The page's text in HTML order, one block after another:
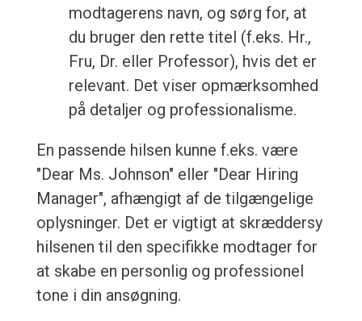
modtagerens navn, og sørg for, at
du bruger den rette titel (f.eks. Hr.,
Fru, Dr. eller Professor), hvis det er
relevant. Det viser opmærksomhed
på detaljer og professionalisme.
En passende hilsen kunne f.eks. være
"Dear Ms. Johnson" eller "Dear Hiring
Manager", afhængigt af de tilgængelige
oplysninger. Det er vigtigt at skræddersy
hilsenen til den specifikke modtager for
at skabe en personlig og professionel
tone i din ansøgning.